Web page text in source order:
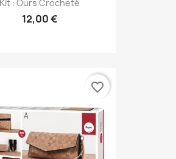
Kit : Ours Crocheté
12,00 €
favorite_border